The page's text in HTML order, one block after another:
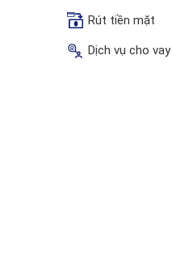
Rút tiền mặt
Dịch vụ cho vay